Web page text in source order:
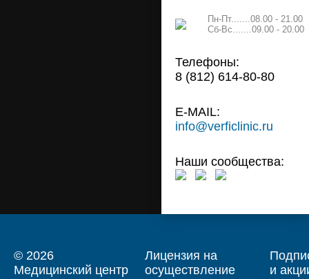
Пн-Пт.......08.00 - 21.00
Сб-Вс.......09.00 - 20.00
Телефоны:
8 (812) 614-80-80
E-MAIL:
info@verficlinic.ru
Наши сообщества:
© 2026
Медицинский центр
Лицензия на
осуществление
и